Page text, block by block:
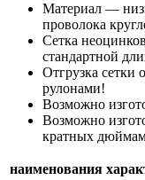
Материал —
проволока
Сетка
стандартной
Отгрузка сетки
рулонами!
Возможно
Возможно
кратных
наименования